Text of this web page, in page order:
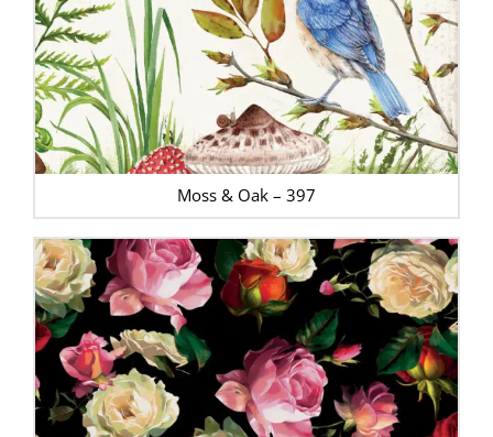
Moss & Oak – 397